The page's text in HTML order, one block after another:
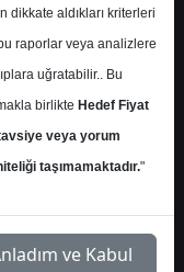
Değerler
TL
aldıkları kriterleri
raporlar veya analizlere
uğratabilir.. Bu
birlikte Hedef Fiyat
veya yorum
taşımamaktadır."
ve Kabul